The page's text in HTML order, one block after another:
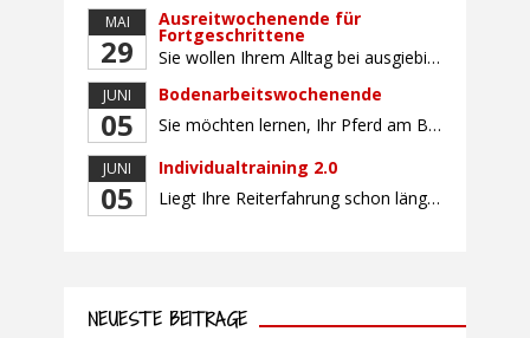
MAI
29
Ausreitwochenende für
Fortgeschrittene
Sie wollen Ihrem Alltag bei ausgiebigen Ritten durch unser wunderschönes Gelände entfliehen? Dann ist das Ausreitwochenende genau das Richtige. Geübte und sichere Reiter und Reiterinnen genießen die herrliche Natur unter erfahrener Rittführung. Teilnahme mit Leih- oder eigenem Pferd möglich. Mindestteilnehmerzahl: 5 Personen
JUNI
05
Bodenarbeitswochenende
Sie möchten lernen, Ihr Pferd am Boden gezielt zu gymnastizieren und durch feine Kommunikation zu führen? Dieser Kurs vermittelt, wie gezieltes und korrektes Longieren zur gymnastizierenden Arbeit mit dem Pferd beitragen. Wir arbeiten mit Hilfe eines Kappzaums – ohne Ausbinder oder andere Hilfszügel. Im Mittelpunkt stehen feine Kommunikation, klare Körpersprache und präzise Hilfengebung mit dem […]
JUNI
05
Individualtraining 2.0
Liegt Ihre Reiterfahrung schon länger zurück oder fühlen Sie sich noch nicht richtig fit? Oder sind Sie bereits ein sicherer Reiter und freuen sich auf weiterführenden Unterricht? Training für Reiter:innen mit unterschiedlicher Reiterfahrung, auf die Wünsche und Kenntnisse des Einzelnen abgestimmt. Ein abwechslungsreiches Programm mit individuellem Reitunterricht und für Fortgeschrittene auch mit Gangtraining findet in […]
NEUESTE BEITRÄGE